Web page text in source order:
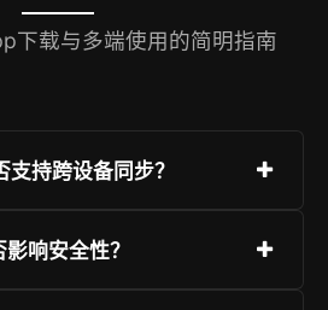
下载与多端使用的简明指南
持跨设备同步？
账号登录且完成设备授权，账
响安全性？